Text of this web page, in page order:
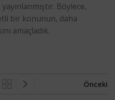
Böylece,
bir konunun, daha
amaçladık.
Önceki